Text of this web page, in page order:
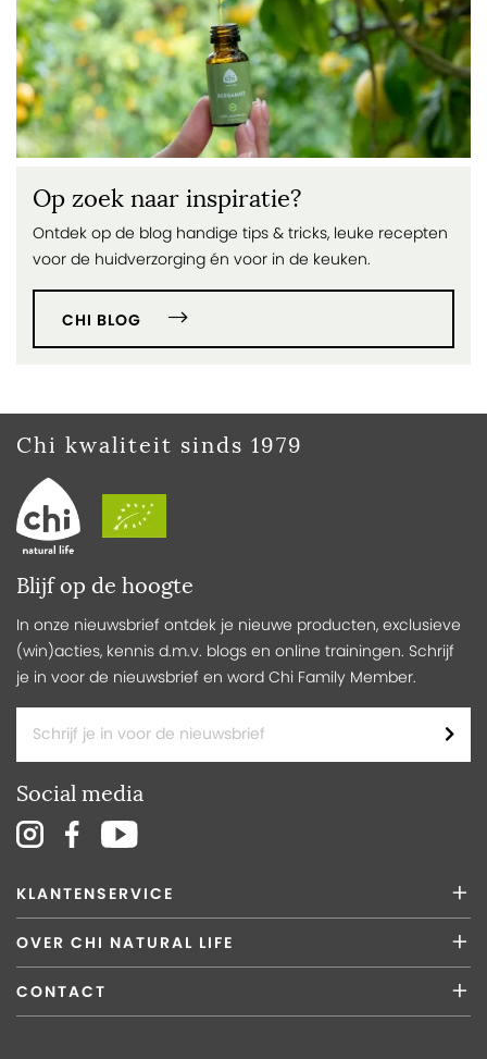
Op zoek naar inspiratie?
Ontdek op de blog handige tips & tricks, leuke recepten
voor de huidverzorging én voor in de keuken.
CHI BLOG
Blijf op de hoogte
In onze nieuwsbrief ontdek je nieuwe producten, exclusieve
(win)acties, kennis d.m.v. blogs en online trainingen. Schrijf
je in voor de nieuwsbrief en word Chi Family Member.
Social media
Chi kwaliteit sinds 1979
KLANTENSERVICE
OVER CHI NATURAL LIFE
CONTACT